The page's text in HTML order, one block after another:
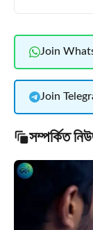
Join
Join
সম্পর্কিত